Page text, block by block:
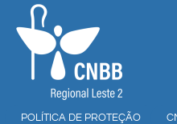
POLÍTICA DE PROTEÇÃO